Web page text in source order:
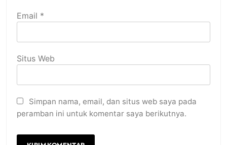
Email *
Situs Web
Simpan nama, email, dan situs web saya pada
peramban ini untuk komentar saya berikutnya.